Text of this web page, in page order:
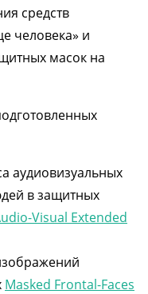
средств
человека» и
масок на
аудиовизуальных
в защитных
Visual Extended
Masked Frontal-Faces